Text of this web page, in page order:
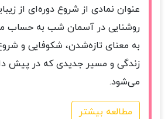
عنوان نمادی از شروع دوره‌ای از
روشنایی در آسمان شب به حساب
به معنای تازه‌شدن، شکوفایی و
زندگی و مسیر جدیدی که در پیش
می‌شود.
مطالعه بیشتر